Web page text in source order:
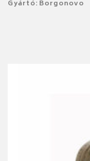
Gyártó: Borgonovo